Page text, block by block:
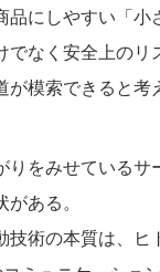
にしやすい「小
なく安全上の
模索できると考
をみせているサ
ある。
術の本質は、ヒ